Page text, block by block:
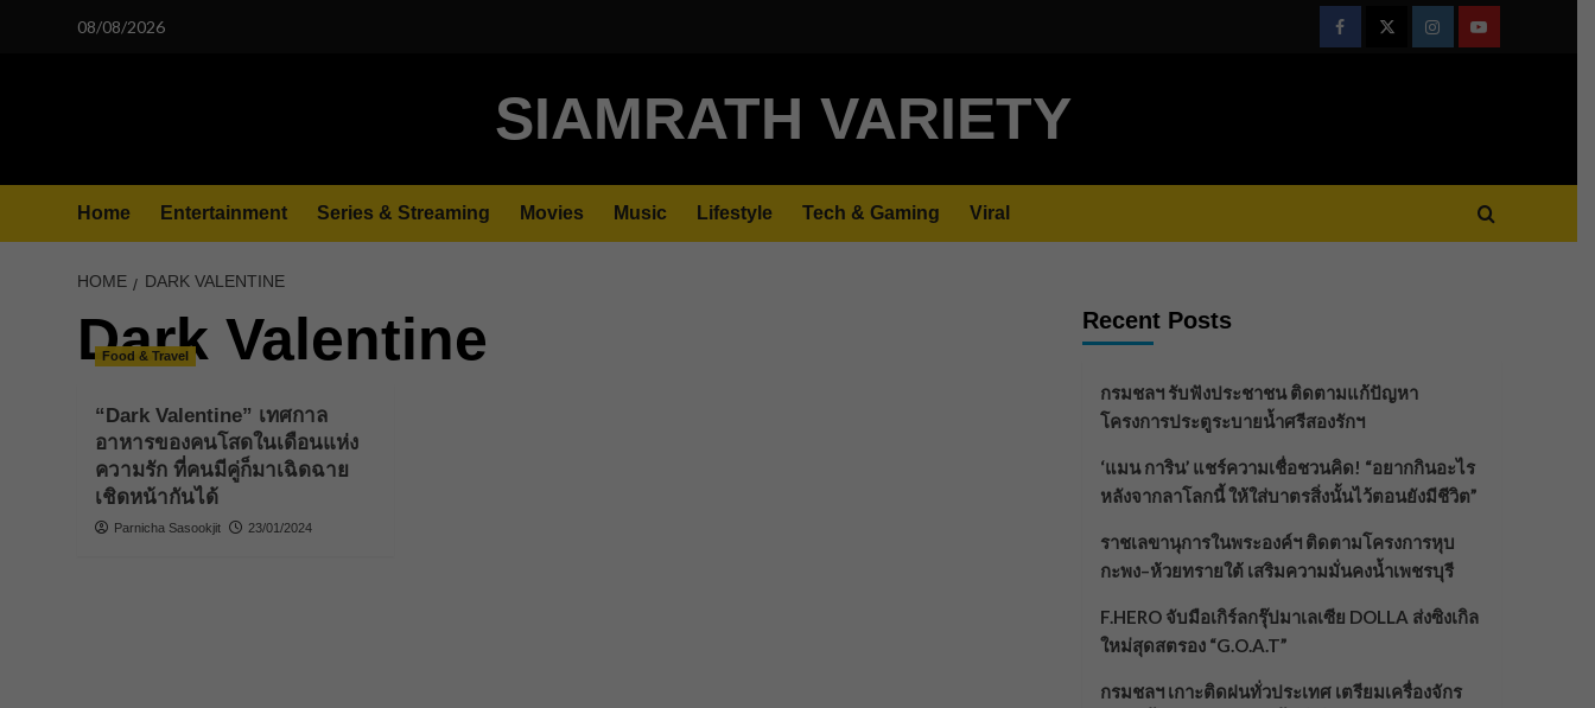
08/08/2026
FacebookTwitterInstagramYoutube
SIAMRATH VARIETY
Home Entertainment Series & Streaming Movies Music Lifestyle Tech & Gaming Viral
HOME DARK VALENTINE
Dark Valentine
Food & Travel
“Dark Valentine” เทศกาล
อาหารของคนโสดในเดือนแห่ง
ความรัก ที่คนมีคู่ก็มาเฉิดฉาย
เชิดหน้ากันได้
Parnicha Sasookjit 23/01/2024
Recent Posts
กรมชลฯ รับฟังประชาชน ติดตามแก้ปัญหา
โครงการประตูระบายน้ำศรีสองรักฯ
‘แมน การิน’ แชร์ความเชื่อชวนคิด! “อยากกินอะไร
หลังจากลาโลกนี้ ให้ใส่บาตรสิ่งนั้นไว้ตอนยังมีชีวิต”
ราชเลขานุการในพระองค์ฯ ติดตามโครงการหุบ
กะพง–ห้วยทรายใต้ เสริมความมั่นคงน้ำเพชรบุรี
F.HERO จับมือเกิร์ลกรุ๊ปมาเลเซีย DOLLA ส่งซิงเกิล
ใหม่สุดสตรอง “G.O.A.T”
กรมชลฯ เกาะติดฝนทั่วประเทศ เตรียมเครื่องจักร